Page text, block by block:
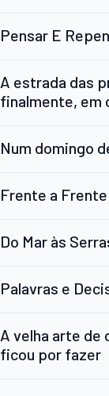
Pensar E
A estrada das
finalmente, em
Num domingo
Frente a Frente
Do Mar às
Palavras e
A velha arte de
ficou por fazer